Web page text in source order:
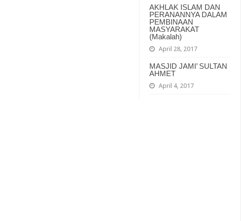
AKHLAK ISLAM DAN
PERANANNYA DALAM
PEMBINAAN
MASYARAKAT
(Makalah)
April 28, 2017
MASJID JAMI’ SULTAN
AHMET
April 4, 2017